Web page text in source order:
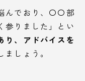
んでおり、〇〇部
参りました」とい
り、アドバイスを
ましょう。